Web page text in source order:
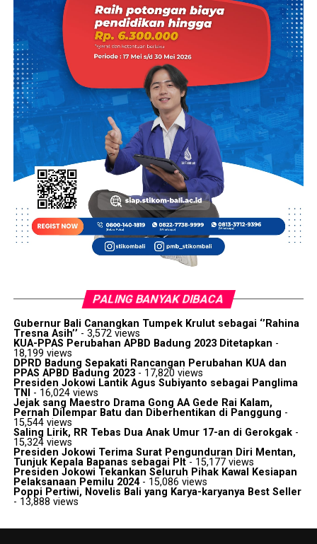
PALING BANYAK DIBACA
Gubernur Bali Canangkan Tumpek Krulut sebagai ‘’Rahina
Tresna Asih’’ - 3,572 views
KUA-PPAS Perubahan APBD Badung 2023 Ditetapkan -
18,199 views
DPRD Badung Sepakati Rancangan Perubahan KUA dan
PPAS APBD Badung 2023- 17,820 views
Presiden Jokowi Lantik Agus Subiyanto sebagai Panglima
TNI
- 16,024 views
Jejak sang Maestro Drama Gong AA Gede Rai Kalam,
Pernah Dilempar Batu dan Diberhentikan di Panggung -
15,544 views
Saling Lirik, RR Tebas Dua Anak Umur 17-an di Gerokgak-
15,324 views
Presiden Jokowi Terima Surat Pengunduran Diri Mentan,
Tunjuk Kepala Bapanas sebagai Plt- 15,177 views
Presiden Jokowi Tekankan Seluruh Pihak Kawal Kesiapan
Pelaksanaan Pemilu 2024- 15,086 views
Poppi Pertiwi, Novelis Bali yang Karya-karyanya Best Seller
- 13,888 views